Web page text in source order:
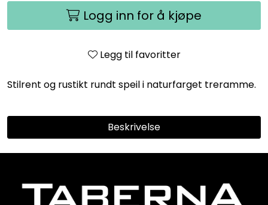
Logg inn for å kjøpe
Legg til favoritter
Stilrent og rustikt rundt speil i naturfarget treramme.
Beskrivelse